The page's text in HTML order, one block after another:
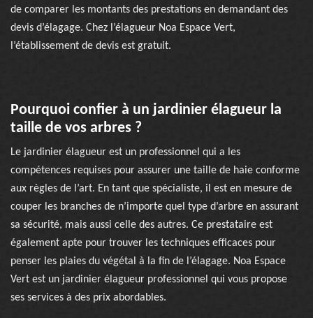
de comparer les montants des prestations en demandant des
devis d’élagage. Chez l’élagueur Noa Espace Vert,
l’établissement de devis est gratuit.
Pourquoi confier à un jardinier élagueur la
taille de vos arbres ?
Le jardinier élagueur est un professionnel qui a les
compétences requises pour assurer une taille de haie conforme
aux règles de l’art. En tant que spécialiste, il est en mesure de
couper les branches de n’importe quel type d’arbre en assurant
sa sécurité, mais aussi celle des autres. Ce prestataire est
également apte pour trouver les techniques efficaces pour
penser les plaies du végétal à la fin de l’élagage. Noa Espace
Vert est un jardinier élagueur professionnel qui vous propose
ses services à des prix abordables.